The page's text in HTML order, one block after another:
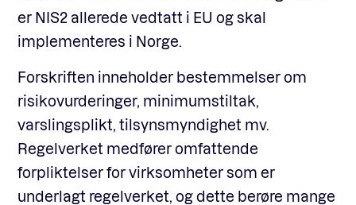
er NIS2 allerede vedtatt i EU og skal
implementeres i Norge.
Forskriften inneholder bestemmelser om
risikovurderinger, minimumstiltak,
varslingsplikt, tilsynsmyndighet mv.
Regelverket medfører omfattende
forpliktelser for virksomheter som er
underlagt regelverket, og dette berøre mange